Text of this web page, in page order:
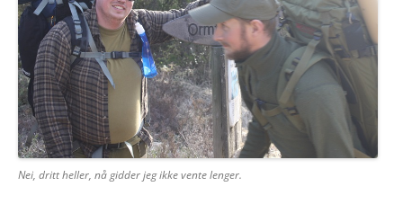
Nei, dritt heller, nå gidder jeg ikke vente lenger.